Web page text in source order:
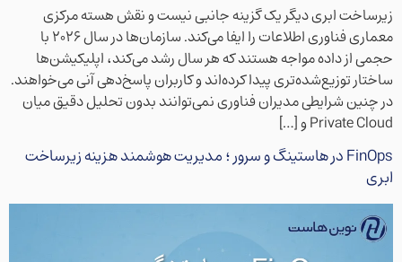
زیرساخت ابری دیگر یک گزینه جانبی نیست و نقش هسته مرکزی
معماری فناوری اطلاعات را ایفا می‌کند. سازمان‌ها در سال ۲۰۲۶ با
حجمی از داده مواجه هستند که هر سال رشد می‌کند، اپلیکیشن‌ها
ساختار توزیع‌شده‌تری پیدا کرده‌اند و کاربران پاسخ‌دهی آنی می‌خواهند.
در چنین شرایطی مدیران فناوری نمی‌توانند بدون تحلیل دقیق میان
Private Cloud و […]
FinOps در هاستینگ و سرور ؛ مدیریت هوشمند هزینه زیرساخت
ابری